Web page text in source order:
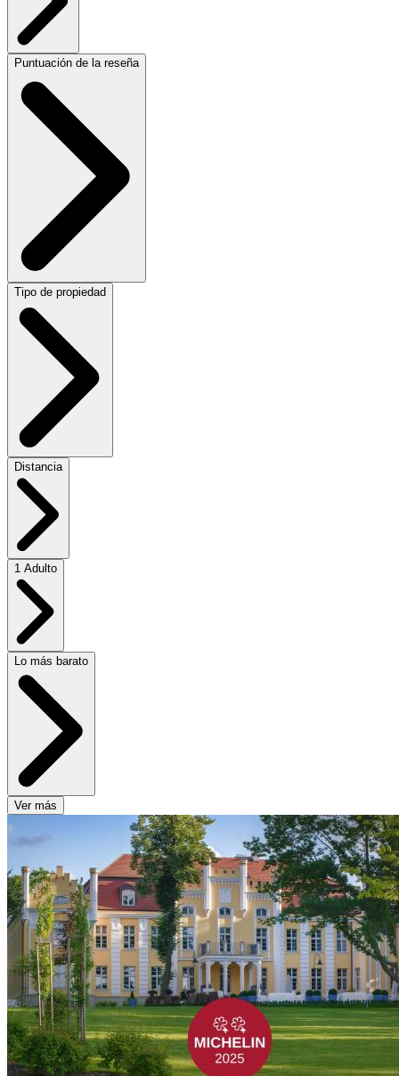
Puntuación de la reseña
Tipo de propiedad
Distancia
1 Adulto
Lo más barato
Ver más